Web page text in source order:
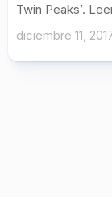
Twin Peaks’.
diciembre 11,